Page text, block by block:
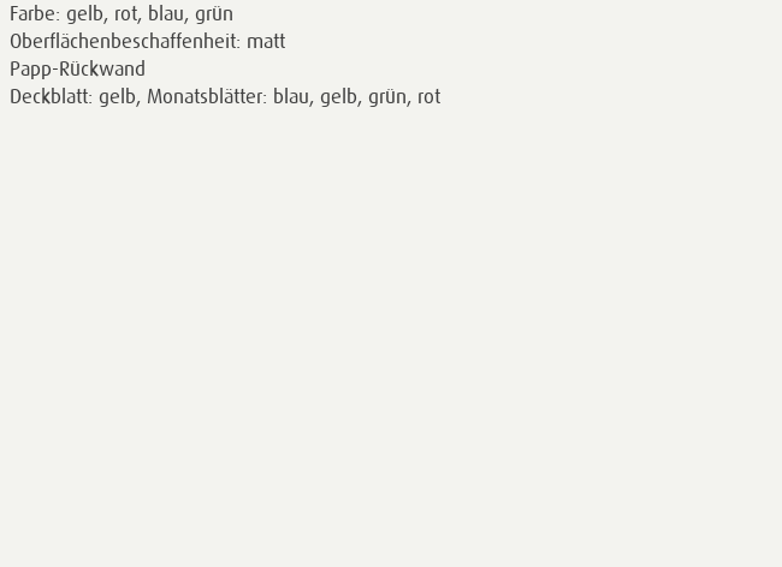
Farbe: gelb, rot, blau, grün
Oberflächenbeschaffenheit: matt
Papp-Rückwand
Deckblatt: gelb, Monatsblätter: blau, gelb, grün, rot